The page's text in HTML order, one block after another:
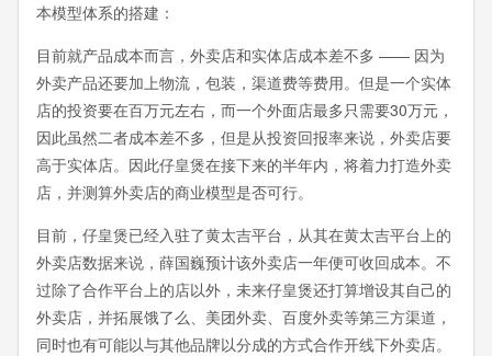
本模型体系的搭建：
目前就产品成本而言，外卖店和实体店成本差不多 —— 因为
外卖产品还要加上物流，包装，渠道费等费用。但是一个实体
店的投资要在百万元左右，而一个外面店最多只需要30万元，
因此虽然二者成本差不多，但是从投资回报率来说，外卖店要
高于实体店。因此仔皇煲在接下来的半年内，将着力打造外卖
店，并测算外卖店的商业模型是否可行。
目前，仔皇煲已经入驻了黄太吉平台，从其在黄太吉平台上的
外卖店数据来说，薛国巍预计该外卖店一年便可收回成本。不
过除了合作平台上的店以外，未来仔皇煲还打算增设其自己的
外卖店，并拓展饿了么、美团外卖、百度外卖等第三方渠道，
同时也有可能以与其他品牌以分成的方式合作开线下外卖店。